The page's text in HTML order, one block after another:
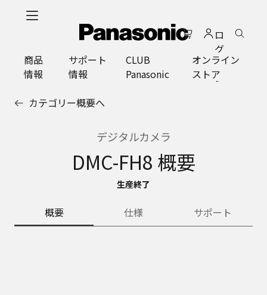
ロ
グ
イ
ン
商品
情報
サポート
情報
CLUB
Panasonic
オンライン
ストア
カテゴリー概要へ
デジタルカメラ
DMC-FH8 概要
生産終了
概要 仕様 サポート